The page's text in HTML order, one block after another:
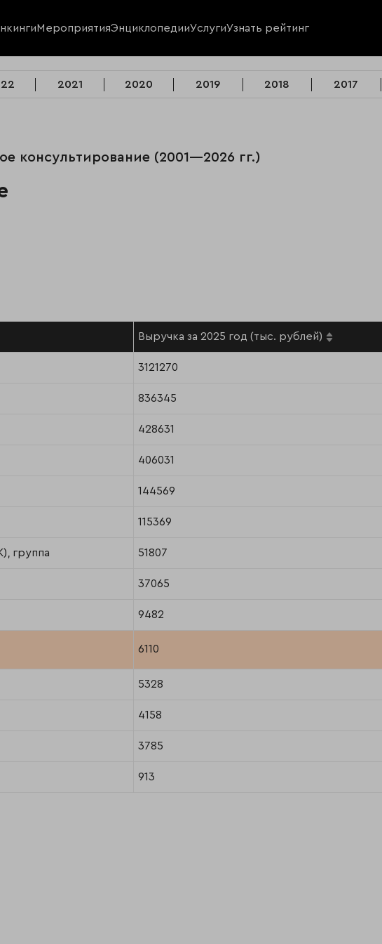
МероприятияЭнциклопедииУслугиУзнать рейтинг
2021 2020 2019 2018 2017
консультирование (2001—2026 гг.)
Выручка за 2025 год (тыс. рублей)
3121270
836345
428631
406031
144569
115369
группа 51807
37065
9482
6110
5328
4158
3785
913